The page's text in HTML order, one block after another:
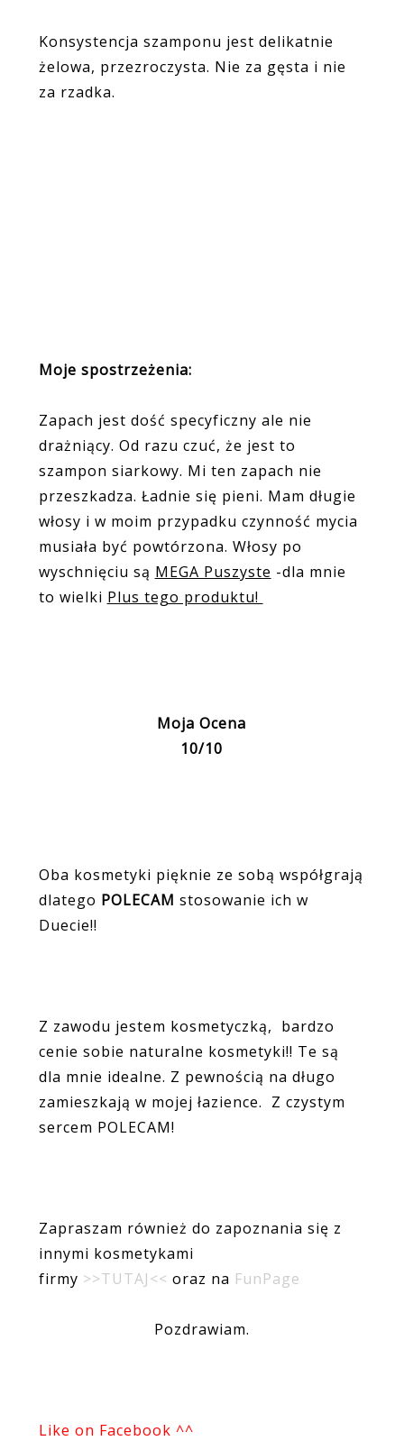
Konsystencja szamponu jest delikatnie
żelowa, przezroczysta. Nie za gęsta i nie
za rzadka.
Moje spostrzeżenia:
Zapach jest dość specyficzny ale nie
drażniący. Od razu czuć, że jest to
szampon siarkowy. Mi ten zapach nie
przeszkadza. Ładnie się pieni. Mam długie
włosy i w moim przypadku czynność mycia
musiała być powtórzona. Włosy po
wyschnięciu są MEGA Puszyste -dla mnie
to wielki Plus tego produktu!
Moja Ocena
10/10
Oba kosmetyki pięknie ze sobą współgrają
dlatego POLECAM stosowanie ich w
Duecie!!
Z zawodu jestem kosmetyczką, bardzo
cenie sobie naturalne kosmetyki!! Te są
dla mnie idealne. Z pewnością na długo
zamieszkają w mojej łazience. Z czystym
sercem POLECAM!
Zapraszam również do zapoznania się z
innymi kosmetykami
firmy >>TUTAJ<< oraz na FunPage
Pozdrawiam.
Like on Facebook ^^